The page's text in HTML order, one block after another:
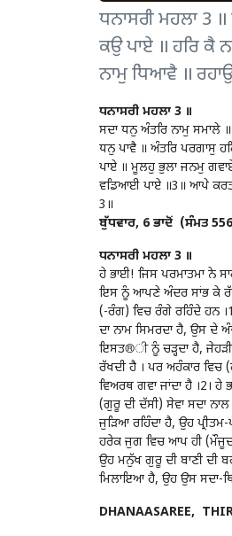
ਧਨਾਸਰੀ ਮਹਲਾ 3
ਕਉ ਪਾਏ ॥ ਹਰਿ ਕੈ
ਨਾਮੁ ਧਿਆਵੈ ॥
ਧਨਾਸਰੀ ਮਹਲਾ 3 ॥
ਸਦਾ ਧਨੁ ਅੰਤਰਿ ਨਾਮੁ ਸਮਾਲੇ
ਧਨੁ ਪਾਵੈ ॥ ਅੰਤਰਿ ਪਰਗਾਸੁ
ਪਾਏ ॥ ਮੂਲਹੁ ਭੁਲਾ ਜਨਮੁ
ਵਡਿਆਈ ਪਾਏ ॥3॥ ਆਪੇ
3॥
ਬੁੱਧਵਾਰ, 6 ਭਾਦੋਂ (ਸੰਮਤ
ਧਨਾਸਰੀ ਮਹਲਾ 3 ॥
ਹੇ ਭਾਈ! ਜਿਸ ਪਰਮਾਤਮਾ ਨੇ
ਇਸ ਨੂੰ ਆਪਣੇ ਅੰਦਰ ਸਾਂਭ ਕੇ ਰੱਖ,
(-ਰੰਗ) ਵਿਚ ਰੰਗੇ ਰਹਿੰਦੇ ਹਨ
ਦਾ ਨਾਮ ਸਿਮਰਦਾ ਹੈ, ਉਸ ਦੇ
ਇਸਤ®ੀ ਨੂੰ ਚੜ੍ਹਦਾ ਹੈ,
ਰੱਖਦੀ ਹੈ । ਪਰ ਅਹੰਕਾਰ
ਵਿਅਰਥ ਗਵਾ ਜਾਂਦਾ ਹੈ ।2।
(ਗੁਰੂ ਦੀ ਦੱਸੀ) ਸੇਵਾ ਸਦਾ
ਜੁੜਿਆ ਰਹਿੰਦਾ ਹੈ, ਉਹ
ਹਰੇਕ ਜੁਗ ਵਿਚ ਆਪ ਹੀ (ਮੌਜੂਦ
ਉਹ ਮਨੁੱਖ ਗੁਰੂ ਦੀ ਬਾਣੀ ਦੀ
ਮਿਲਾਇਆ ਹੈ, ਉਹ ਉਸ ਸਦਾ-
DHANAASAREE,